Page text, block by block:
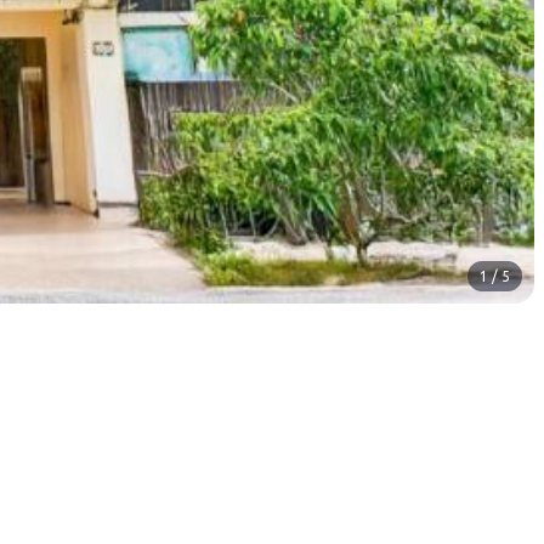
1 / 5